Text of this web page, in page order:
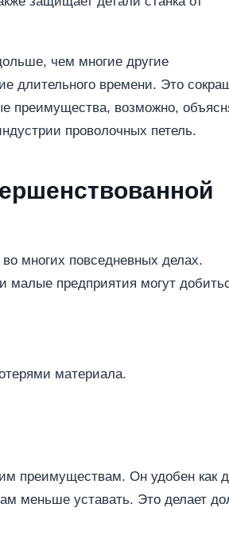
чем многие другие
длительного времени. Это
преимущества, возможно,
проволочных петель.
многих повседневных делах.
малые предприятия могут
материала.
преимуществам. Он удобен как
меньше уставать. Это делает